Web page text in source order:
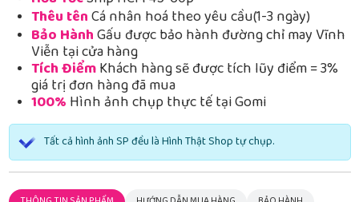
Thêu tênCá nhân hoá theo yêu cầu(1-3 ngày)
Bảo HànhGấu được bảo hành đường chỉ may Vĩnh
Viễn tại cửa hàng
Tích ĐiểmKhách hàng sẽ được tích lũy điểm = 3%
giá trị đơn hàng đã mua
100% Hình ảnh chụp thực tế tại Gomi
Tất cả hình ảnh SP đều là Hình Thật Shop tự chụp.